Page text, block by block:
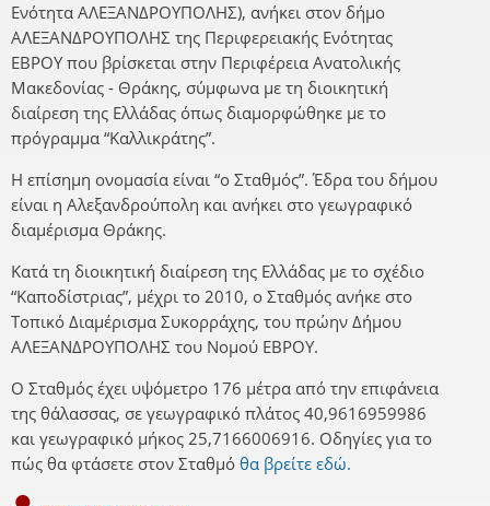
Ενότητα ΑΛΕΞΑΝΔΡΟΥΠΟΛΗΣ), ανήκει στον δήμο
ΑΛΕΞΑΝΔΡΟΥΠΟΛΗΣ της Περιφερειακής Ενότητας
ΕΒΡΟΥ που βρίσκεται στην Περιφέρεια Ανατολικής
Μακεδονίας - Θράκης, σύμφωνα με τη διοικητική
διαίρεση της Ελλάδας όπως διαμορφώθηκε με το
πρόγραμμα “Καλλικράτης”.
Η επίσημη ονομασία είναι “ο Σταθμός”. Έδρα του δήμου
είναι η Αλεξανδρούπολη και ανήκει στο γεωγραφικό
διαμέρισμα Θράκης.
Κατά τη διοικητική διαίρεση της Ελλάδας με το σχέδιο
“Καποδίστριας”, μέχρι το 2010, ο Σταθμός ανήκε στο
Τοπικό Διαμέρισμα Συκορράχης, του πρώην Δήμου
ΑΛΕΞΑΝΔΡΟΥΠΟΛΗΣ του Νομού ΕΒΡΟΥ.
Ο Σταθμός έχει υψόμετρο 176 μέτρα από την επιφάνεια
της θάλασσας, σε γεωγραφικό πλάτος 40,9616959986
και γεωγραφικό μήκος 25,7166006916. Οδηγίες για το
πώς θα φτάσετε στον Σταθμό θα βρείτε εδώ.